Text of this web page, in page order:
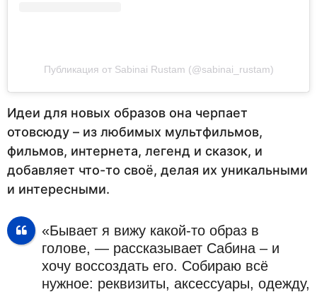
Публикация от Sabinai Rustam (@sabinai_rustam)
Идеи для новых образов она черпает
отовсюду – из любимых мультфильмов,
фильмов, интернета, легенд и сказок, и
добавляет что-то своё, делая их уникальными
и интересными.
«Бывает я вижу какой-то образ в
голове, — рассказывает Сабина – и
хочу воссоздать его. Собираю всё
нужное: реквизиты, аксессуары, одежду,